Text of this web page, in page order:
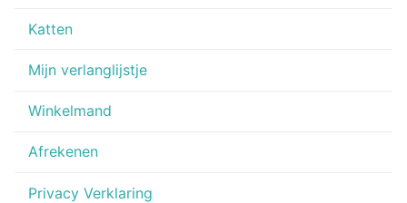
Katten
Mijn verlanglijstje
Winkelmand
Afrekenen
Privacy Verklaring